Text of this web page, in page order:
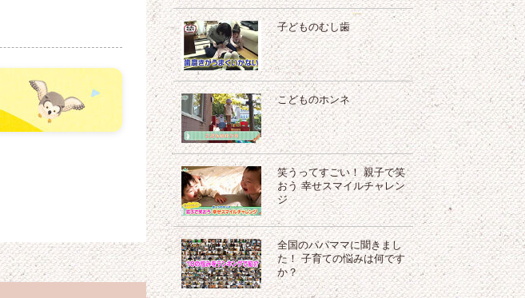
子どものむし歯
こどものホンネ
笑うってすごい！ 親子で笑
おう 幸せスマイルチャレン
ジ
全国のパパママに聞きまし
た！ 子育ての悩みは何です
か？